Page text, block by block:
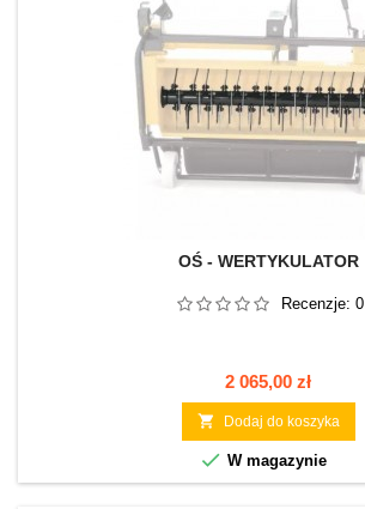
OŚ - WERTYKULATOR
Recenzje: 0
Cena
2 065,00 zł
 Dodaj do koszyka
 W magazynie